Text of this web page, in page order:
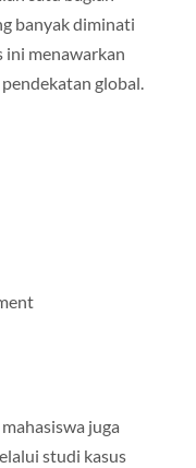
banyak diminati
ini menawarkan
global.
juga
studi kasus